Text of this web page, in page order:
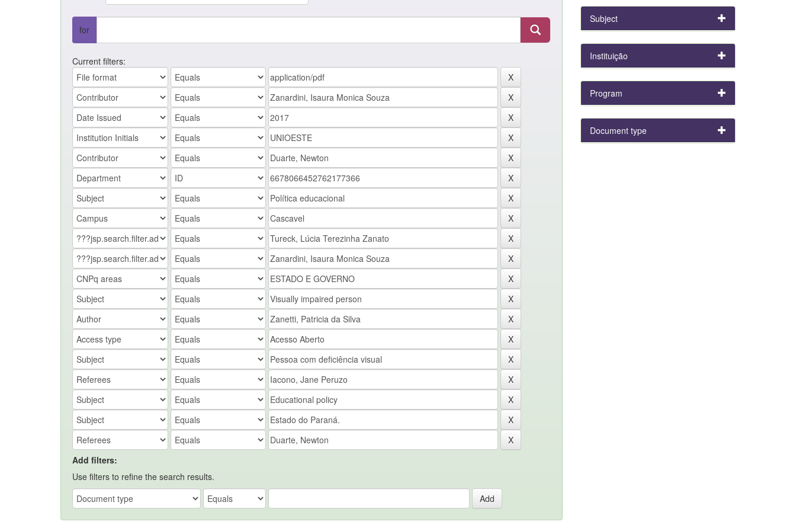
for
Current filters:
Add filters:
Use filters to refine the search results.
Subject
Instituição
Program
Document type